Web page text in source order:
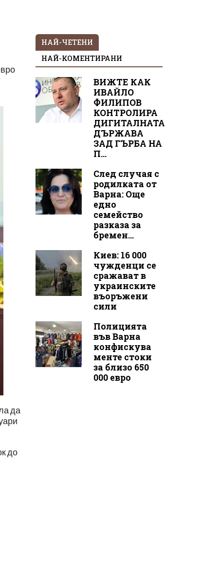
да
до
НАЙ-ЧЕТЕНИ
НАЙ-КОМЕНТИРАНИ
ВИЖТЕ КАК
ИВАЙЛО
ФИЛИПОВ
КОНТРОЛИРА
ДИГИТАЛНАТА
ДЪРЖАВА
ЗАД ГЪРБА НА
П...
След случая с
родилката от
Варна: Още
едно
семейство
разказа за
бремен...
Киев: 16 000
чужденци се
сражават в
украинските
въоръжени
сили
Полицията
във Варна
конфискува
менте стоки
за близо 650
000 евро